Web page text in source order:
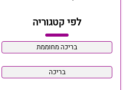
לפי קטגוריה